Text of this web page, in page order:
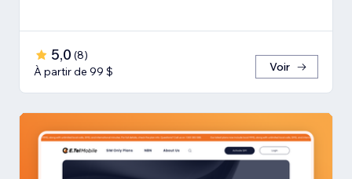
5,0 (8)
À partir de 99 $
Voir